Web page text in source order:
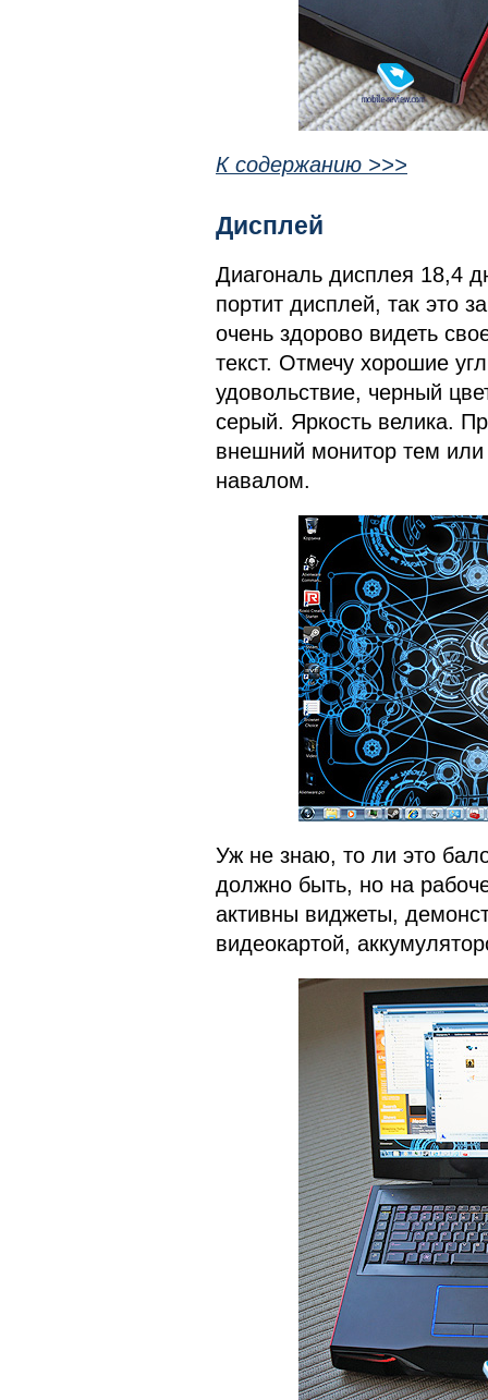
К содержанию >>>
Дисплей
Диагональ дисплея 18,4
портит дисплей, так это
очень здорово видеть
текст. Отмечу хорошие
удовольствие, черный
серый. Яркость велика.
внешний монитор тем
навалом.
Уж не знаю, то ли это
должно быть, но на
активны виджеты,
видеокартой,